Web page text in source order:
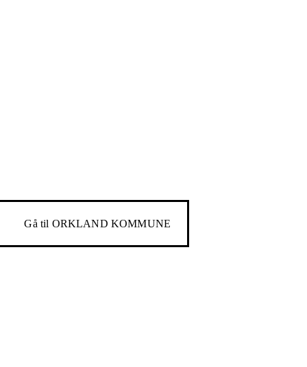
Gå til ORKLAND KOMMUNE